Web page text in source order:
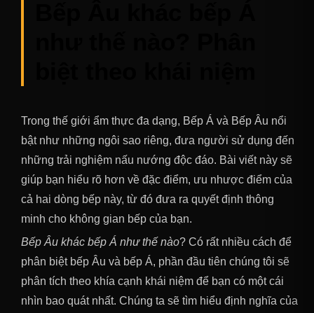
Trong thế giới ẩm thực đa dạng, Bếp Á và Bếp Âu nổi
bật như những ngôi sao riêng, đưa người sử dụng đến
những trải nghiệm nấu nướng độc đáo. Bài viết này sẽ
giúp bạn hiểu rõ hơn về đặc điểm, ưu nhược điểm của
cả hai dòng bếp này, từ đó đưa ra quyết định thông
minh cho không gian bếp của bạn.
Bếp Âu khác bếp Á như thế nào? Có rất nhiều cách để
phân biệt bếp Âu và bếp Á, phần đầu tiên chúng tôi sẽ
phân tích theo khía cạnh khái niệm để bạn có một cái
nhìn bao quát nhất. Chúng ta sẽ tìm hiểu định nghĩa của